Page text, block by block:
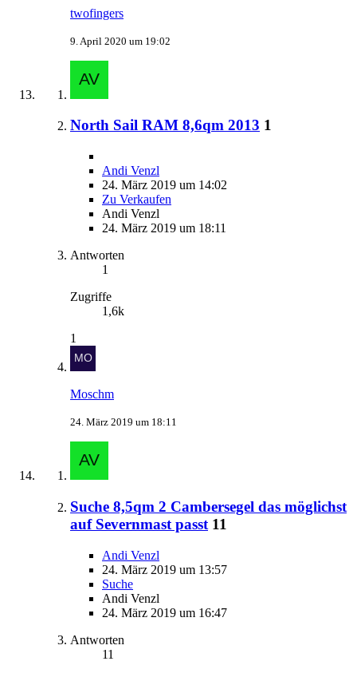
twofingers
9. April 2020 um 19:02
North Sail RAM 8,6qm 2013 1
Andi Venzl
24. März 2019 um 14:02
Zu Verkaufen
Andi Venzl
24. März 2019 um 18:11
Antworten
1
Zugriffe
1,6k
1
Moschm
24. März 2019 um 18:11
Suche 8,5qm 2 Cambersegel das möglichst
auf Severnmast passt 11
Andi Venzl
24. März 2019 um 13:57
Suche
Andi Venzl
24. März 2019 um 16:47
Antworten
11